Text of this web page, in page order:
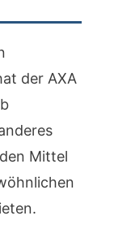
der AXA
Mittel